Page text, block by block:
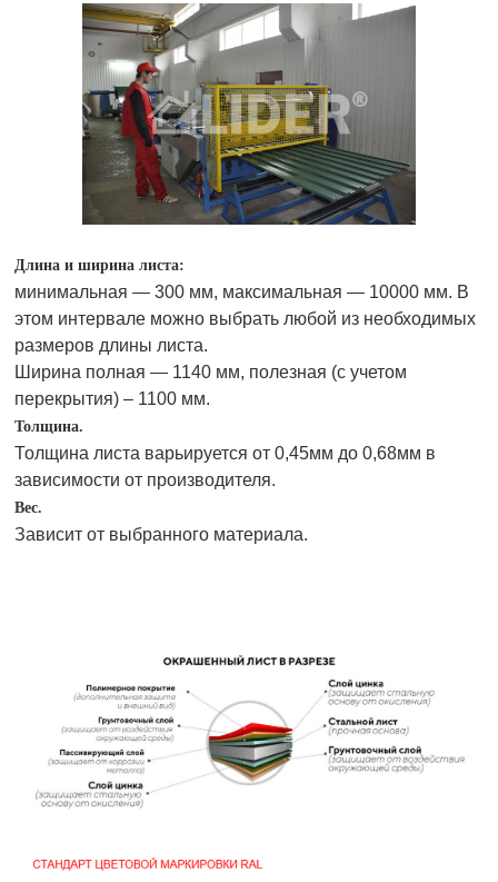
Длина и ширина листа:
минимальная — 300 мм, максимальная — 10000 мм. В
этом интервале можно выбрать любой из необходимых
размеров длины листа.
Ширина полная — 1140 мм, полезная (с учетом
перекрытия) – 1100 мм.
Толщина.
Толщина листа варьируется от 0,45мм до 0,68мм в
зависимости от производителя.
Вес.
Зависит от выбранного материала.